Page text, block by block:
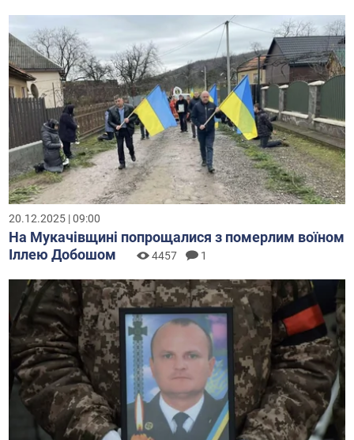
20.12.2025 | 09:00
На Мукачівщині попрощалися з померлим воїном
Іллею Добошом
4457 1